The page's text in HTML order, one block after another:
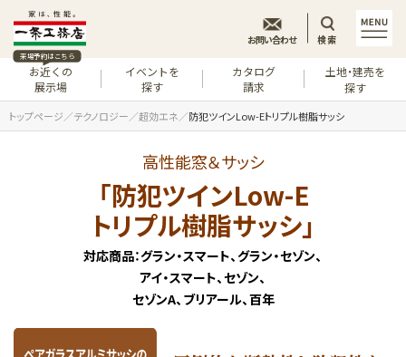
来場予約はこちら
お近くの
展示場
イベントを
探す
カタログ
請求
土地・建売を
探す
お問い合わせ 検索
トップページ テクノロジー 超効エネ 防犯ツインLow-Eトリプル樹脂サッシ
高性能窓＆サッシ
「防犯ツインLow-E
トリプル樹脂サッシ」
対応商品：グラン・スマート、グラン・セゾン、
アイ・スマート、セゾン、
セゾンA、ブリアール、百年